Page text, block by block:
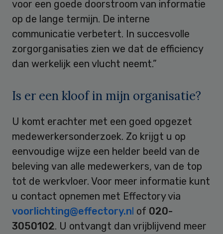
voor een goede doorstroom van informatie
op de lange termijn. De interne
communicatie verbetert. In succesvolle
zorgorganisaties zien we dat de efficiency
dan werkelijk een vlucht neemt.”
Is er een kloof in mijn organisatie?
U komt erachter met een goed opgezet
medewerkersonderzoek. Zo krijgt u op
eenvoudige wijze een helder beeld van de
beleving van alle medewerkers, van de top
tot de werkvloer. Voor meer informatie kunt
u contact opnemen met Effectory via
voorlichting@effectory.nl of 020-
3050102. U ontvangt dan vrijblijvend meer